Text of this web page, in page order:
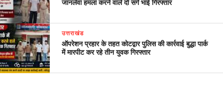
जानलेवा हमला करने वाले दो सगे भाई गिरफ्तार
उत्तराखंड
ऑपरेशन प्रहार के तहत कोटद्वार पुलिस की कार्रवाई बुद्धा पार्क
में मारपीट कर रहे तीन युवक गिरफ्तार